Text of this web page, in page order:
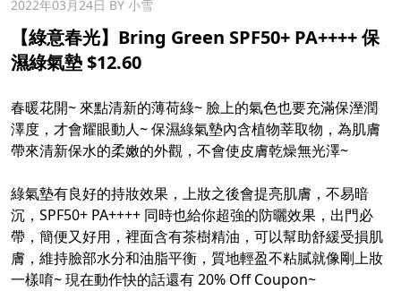
2022年03月24日 BY 小雪
【綠意春光】Bring Green SPF50+ PA++++ 保
濕綠氣墊 $12.60
春暖花開~ 來點清新的薄荷綠~ 臉上的氣色也要充滿保溼潤
澤度，才會耀眼動人~ 保濕綠氣墊內含植物莘取物，為肌膚
帶來清新保水的柔嫩的外觀，不會使皮膚乾燥無光澤~
綠氣墊有良好的持妝效果，上妝之後會提亮肌膚，不易暗
沉，SPF50+ PA++++ 同時也給你超強的防曬效果，出門必
帶，簡便又好用，裡面含有茶樹精油，可以幫助舒緩受損肌
膚，維持臉部水分和油脂平衡，質地輕盈不粘膩就像剛上妝
一樣唷~ 現在動作快的話還有 20% Off Coupon~